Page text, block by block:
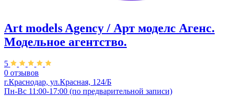
Art models Agency / Арт моделс Агенс.
Модельное агентство.
5
0 отзывов
г.Краснодар, ул.​Красная, 124/Б
Пн-Вс 11:00-17:00 (по предварительной записи)